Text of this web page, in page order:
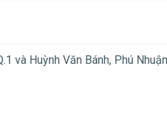
và Huỳnh Văn Bánh, Phú